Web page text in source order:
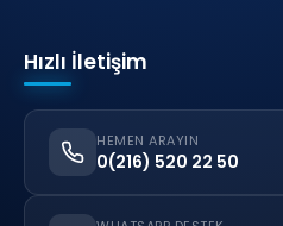
Hızlı İletişim
HEMEN ARAYIN
0(216) 520 22 50